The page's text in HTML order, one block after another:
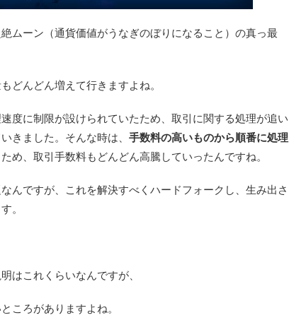
ムーン（通貨価値がうなぎのぼりになること）の真っ最
どんどん増えて行きますよね。
度に制限が設けられていたため、取引に関する処理が追い
きました。そんな時は、 手数料の高いものから順番に処理
め、取引手数料もどんどん高騰していったんですね。
んですが、これを解決すべくハードフォークし、生み出さ
。
はこれくらいなんですが、
ころがありますよね。